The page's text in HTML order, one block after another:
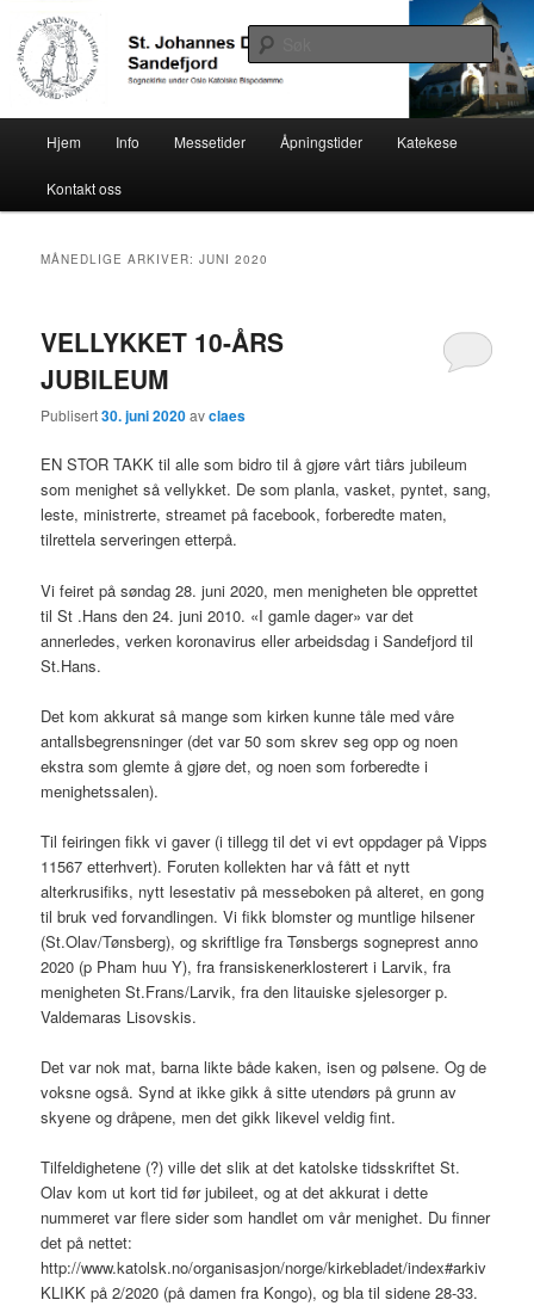
direkte
hovedinnholdet
direkte
sekundærinnholdet
St. Johannes Døperens menighet,
Sandefjord
Søk
Hjem Info Messetider Åpningstider Katekese
Kontakt oss
MÅNEDLIGE ARKIVER:JUNI 2020
VELLYKKET 10-ÅRS
JUBILEUM
Publisert30. juni 2020avclaes
EN STOR TAKK til alle som bidro til å gjøre vårt tiårs jubileum
som menighet så vellykket. De som planla, vasket, pyntet, sang,
leste, ministrerte, streamet på facebook, forberedte maten,
tilrettela serveringen etterpå.
Vi feiret på søndag 28. juni 2020, men menigheten ble opprettet
til St .Hans den 24. juni 2010. «I gamle dager» var det
annerledes, verken koronavirus eller arbeidsdag i Sandefjord til
St.Hans.
Det kom akkurat så mange som kirken kunne tåle med våre
antallsbegrensninger (det var 50 som skrev seg opp og noen
ekstra som glemte å gjøre det, og noen som forberedte i
menighetssalen).
Til feiringen fikk vi gaver (i tillegg til det vi evt oppdager på Vipps
11567 etterhvert). Foruten kollekten har vå fått et nytt
alterkrusifiks, nytt lesestativ på messeboken på alteret, en gong
til bruk ved forvandlingen. Vi fikk blomster og muntlige hilsener
(St.Olav/Tønsberg), og skriftlige fra Tønsbergs sogneprest anno
2020 (p Pham huu Y), fra fransiskenerklosterert i Larvik, fra
menigheten St.Frans/Larvik, fra den litauiske sjelesorger p.
Valdemaras Lisovskis.
Det var nok mat, barna likte både kaken, isen og pølsene. Og de
voksne også. Synd at ikke gikk å sitte utendørs på grunn av
skyene og dråpene, men det gikk likevel veldig fint.
Tilfeldighetene (?) ville det slik at det katolske tidsskriftet St.
Olav kom ut kort tid før jubileet, og at det akkurat i dette
nummeret var flere sider som handlet om vår menighet. Du finner
det på nettet:
http://www.katolsk.no/organisasjon/norge/kirkebladet/index#arkiv
KLIKK på 2/2020 (på damen fra Kongo), og bla til sidene 28-33.